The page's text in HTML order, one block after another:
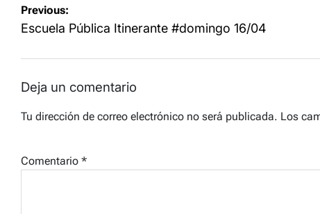
Navegación
de
Previous:
Escuela Pública Itinerante #domingo 16/04
Deja un comentario
Tu dirección de correo electrónico no será publicada. Los
Comentario *